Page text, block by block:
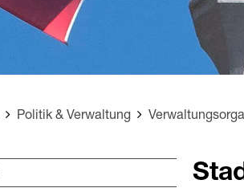
Politik & Verwaltung